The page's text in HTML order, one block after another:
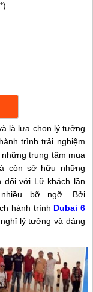
là lựa chọn lý tưởng
trình trải nghiệm
trung tâm mua
còn sở hữu những
đối với Lữ khách lần
bỡ ngỡ. Bởi
hành trình Dubai 6
lý tưởng và đáng